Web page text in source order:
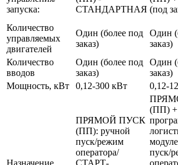
запуска:
СТАНДАРТНАЯ (под
Количество
управляемых
двигателей
Один (более под
заказ)
Один
заказ)
Количество
вводов
Один (более под
заказ)
Один
заказ)
Мощность, кВт
0,12-300 кВт 0,12-
Назначение
ПРЯМОЙ ПУСК
(ПП): ручной
пуск/режим
оператора/
СТАРТ-
(ПП)
пуск/